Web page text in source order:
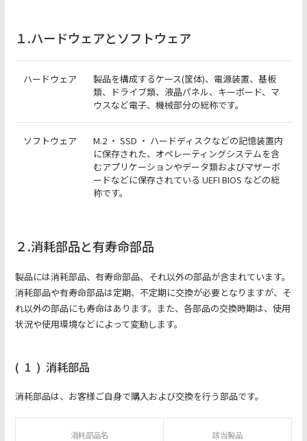
１.ハードウェアとソフトウェア
ハードウェア
製品を構成するケース(筐体)、電源装置、基板
類、ドライブ類、液晶パネル、キーボード、マ
ウスなど電子、機械部分の総称です。
ソフトウェア
M.2 ・ SSD ・ ハードディスクなどの記憶装置内
に保存された、オペレーティングシステムを含
むアプリケーションやデータ類およびマザーボ
ードなどに保存されている UEFI BIOS などの総
称です。
２.消耗部品と有寿命部品
製品には消耗部品、有寿命部品、それ以外の部品が含まれています。
消耗部品や有寿命部品は定期、不定期に交換が必要となりますが、そ
れ以外の部品にも寿命はあります。また、各部品の交換時期は、使用
状況や使用環境などによって変動します。
( 1 ) 消耗部品
消耗部品は、お客様ご自身で購入および交換を行う部品です。
消耗部品名 該当製品